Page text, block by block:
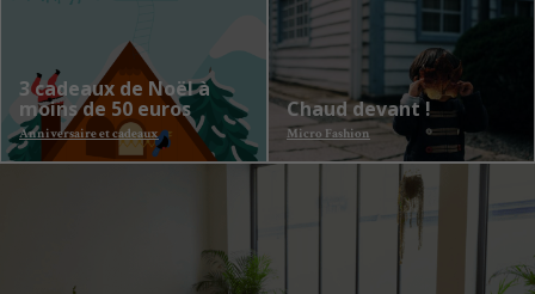
3 cadeaux de Noël à
moins de 50 euros
Anniversaire et cadeaux
Chaud devant !
Micro Fashion